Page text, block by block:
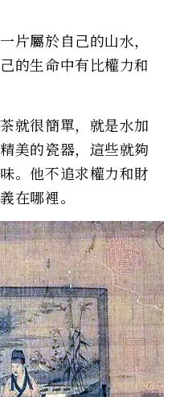
片屬於自己的山水，
的生命中有比權力和
就很簡單，就是水加
美的瓷器，這些就夠
。他不追求權力和財
在哪裡。